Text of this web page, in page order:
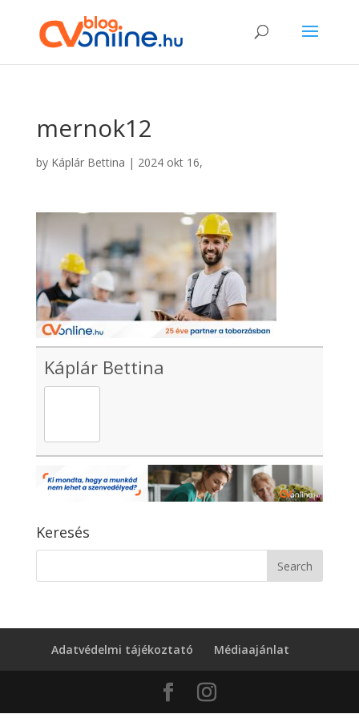
mernok12
by Káplár Bettina | 2024 okt 16,
Káplár Bettina
Keresés
Adatvédelmi tájékoztató Médiaajánlat